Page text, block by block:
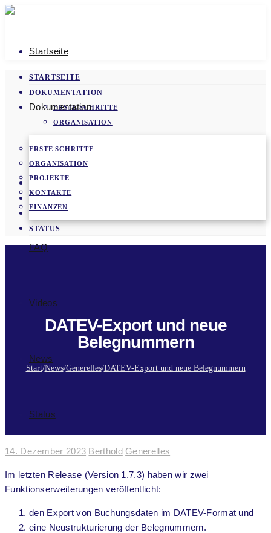
Startseite
Dokumentation
ERSTE SCHRITTE
ORGANISATION
PROJEKTE
KONTAKTE
FINANZEN
FAQ
Videos
News
Status
STARTSEITE
DOKUMENTATION
ERSTE SCHRITTE
ORGANISATION
KONTAKTE
FINANZEN
FAQ
VIDEOS
STATUS
DATEV-Export und neue
Belegnummern
Start/News/Generelles/DATEV-Export und neue Belegnummern
14. Dezember 2023 Berthold Generelles
Im letzten Release (Version 1.7.3) haben wir zwei
Funktionserweiterungen veröffentlicht:
den Export von Buchungsdaten im DATEV-Format und
eine Neustrukturierung der Belegnummern.